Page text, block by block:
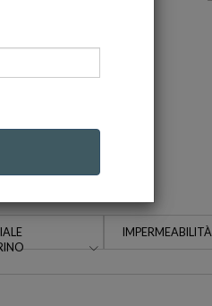
IMPERMEABILITÀ